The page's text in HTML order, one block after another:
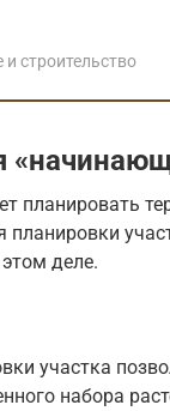
строительство
планировать
деле.
участка
набора